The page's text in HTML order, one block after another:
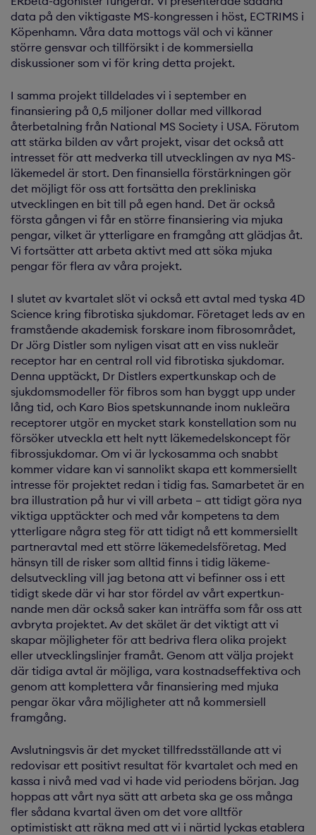
data på den viktigaste MS-kongressen i höst, ECTRIMS i
Köpenhamn. Våra data mottogs väl och vi känner
större gensvar och tillförsikt i de kommersiella
diskussioner som vi för kring detta projekt.
I samma projekt tilldelades vi i september en
finansiering på 0,5 miljoner dollar med villkorad
återbetalning från National MS Society i USA. Förutom
att stärka bilden av vårt projekt, visar det också att
intresset för att medverka till utveckl­ingen av nya MS-
läkemedel är stort. Den finansiella förstärk­ningen gör
det möjligt för oss att fortsätta den prekliniska
utvecklingen en bit till på egen hand. Det är också
första gången vi får en större finan­siering via mjuka
pengar, vilket är ytterligare en framgång att glädjas åt.
Vi fortsätter att arbeta aktivt med att söka mjuka
pengar för flera av våra projekt.
I slutet av kvartalet slöt vi också ett avtal med tyska 4D
Science kring fibrotiska sjukdomar. Företaget leds av en
framstående akademisk forskare inom fibrosområdet,
Dr Jörg Distler som nyligen visat att en viss nukleär
receptor har en central roll vid fibrotiska sjukdomar.
Denna upptäckt, Dr Distlers expertkun­skap och de
sjukdomsmodeller för fibros som han byggt upp under
lång tid, och Karo Bios spetskunnande inom nukleära
receptorer utgör en mycket stark konstellation som nu
försöker utveckla ett helt nytt läkemedelskoncept för
fibrossjukdomar. Om vi är lycko­samma och snabbt
kommer vidare kan vi sannolikt skapa ett kommersiellt
intresse för projektet redan i tidig fas. Samarbetet är en
bra illustration på hur vi vill arbeta – att tidigt göra nya
viktiga upptäckter och med vår kompetens ta dem
ytterligare några steg för att tidigt nå ett kommersiellt
partner­avtal med ett större läkemedelsföretag. Med
hänsyn till de risker som alltid finns i tidig läkeme­
delsutveckling vill jag betona att vi befinner oss i ett
tidigt skede där vi har stor fördel av vårt expertkun­
nande men där också saker kan inträffa som får oss att
avbryta projektet. Av det skälet är det viktigt att vi
skapar möjligheter för att bedriva flera olika projekt
eller utvecklingslinjer framåt. Genom att välja projekt
där tidiga avtal är möjliga, vara kostnads­effektiva och
genom att komplettera vår finansie­ring med mjuka
pengar ökar våra möjligheter att nå kommersiell
framgång.
Avslutningsvis är det mycket tillfredsställande att vi
redovisar ett positivt resultat för kvartalet och med en
kassa i nivå med vad vi hade vid peri­odens början. Jag
hoppas att vårt nya sätt att arbeta ska ge oss många
fler sådana kvartal även om det vore alltför
optimistiskt att räkna med att vi i närtid lyckas etablera